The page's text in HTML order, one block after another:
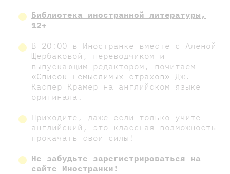
Библиотека иностранной литературы,
12+
В 20:00 в Иностранке вместе с Алёной
Щербаковой, переводчиком и
выпускающим редактором, почитаем
«Список немыслимых страхов» Дж.
Каспер Крамер на английском языке
оригинала.
Приходите, даже если только учите
английский, это классная возможность
прокачать свои силы!
Не забудьте зарегистрироваться на
сайте Иностранки!